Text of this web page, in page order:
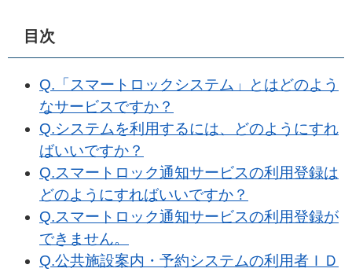
目次
Q.「 スマートロックシステム」とはどのよう
なサービスですか？
Q.システムを利用するには、どのようにすれ
ばいいですか？
Q.スマートロック通知サービスの利用登録は
どのようにすればいいですか？​​
Q.スマートロック通知サービスの利用登録が
できません。
Q.公共施設案内・予約システムの利用者ＩＤ